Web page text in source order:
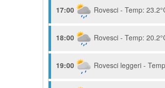
17:00 Rovesci - Temp:
18:00 Rovesci - Temp:
19:00 Rovesci leggeri -